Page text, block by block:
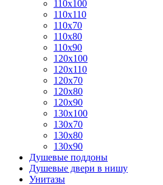
110x100
110x110
110x70
110x80
110x90
120x100
120x110
120x70
120x80
120x90
130x100
130x70
130x80
130x90
Душевые поддоны
Душевые двери в нишу
Унитазы